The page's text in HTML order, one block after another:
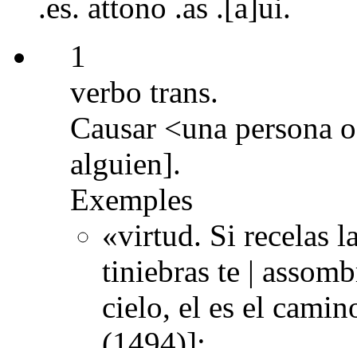
.es. attono .as .[a]ui.
1
verbo trans.
Causar <una persona
alguien].
Exemples
«virtud. Si recelas
tiniebras te |
cielo, el es el